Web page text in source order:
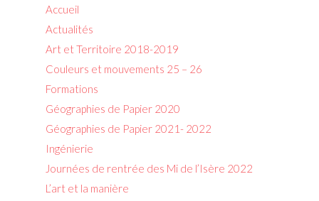
Accueil
Actualités
Art et Territoire 2018-2019
Couleurs et mouvements 25 – 26
Formations
Géographies de Papier 2020
Géographies de Papier 2021- 2022
Ingénierie
Journées de rentrée des Mi de l’Isère 2022
L’art et la manière